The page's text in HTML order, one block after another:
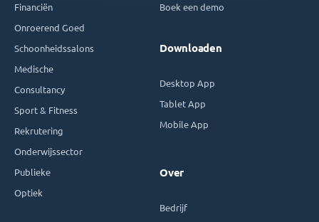
Financiën
Onroerend Goed
Schoonheidssalons
Medische
Consultancy
Sport & Fitness
Rekrutering
Onderwijssector
Publieke
Optiek
Boek een demo
Downloaden
Desktop App
Tablet App
Mobile App
Over
Bedrijf